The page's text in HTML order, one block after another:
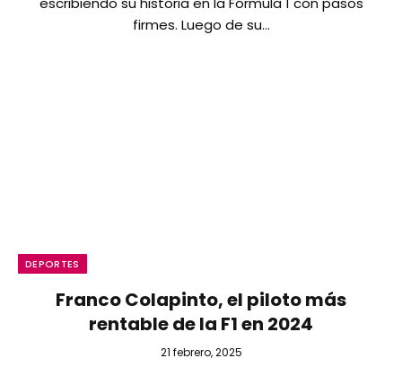
firmes. Luego de su…
DEPORTES
Franco Colapinto, el piloto más
rentable de la F1 en 2024
21 febrero, 2025